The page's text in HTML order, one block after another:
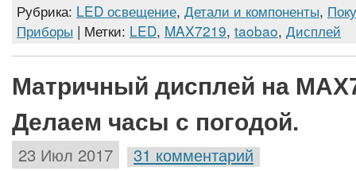
Рубрика: LED освещение, Детали и компоненты,
Приборы | Метки: LED, MAX7219, taobao, Дисплей
Матричный дисплей на
Делаем часы с погодой.
23 Июл 2017 31 комментарий